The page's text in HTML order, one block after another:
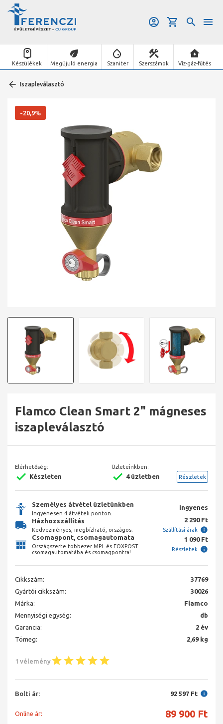
Készülékek Megújuló energia Szaniter Szerszámok Víz-gáz-fűtés
Iszapleválasztó
Flamco Clean Smart 2" mágneses
iszapleválasztó
-20,9%
Elérhetőség:
Készleten
Üzleteinkben:
4 üzletben Részletek
Személyes átvétel üzletünkben
Ingyenesen 4 átvételi ponton.
ingyenes
Házhozszállítás
Kedvezményes, megbízható, országos.
2 290 Ft
Szállítási árak
Csomagpont, csomagautomata
Országszerte többezer MPL és FOXPOST
csomagautomatába és csomagpontra!
1 090 Ft
Részletek
Cikkszám:
37769
Gyártói cikkszám:
30026
Márka:
Flamco
Mennyiségi egység:
db
Garancia:
2 év
Tömeg:
2,69 kg
1 vélemény
Bolti ár: 92 597 Ft
Online ár: 89 900 Ft